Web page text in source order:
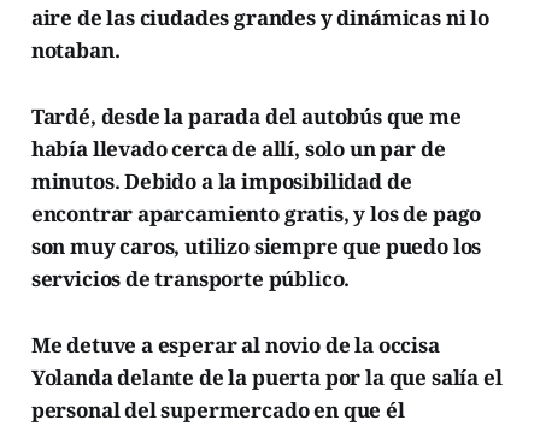
aire de las ciudades grandes y dinámicas ni lo
notaban.
Tardé, desde la parada del autobús que me
había llevado cerca de allí, solo un par de
minutos. Debido a la imposibilidad de
encontrar aparcamiento gratis, y los de pago
son muy caros, utilizo siempre que puedo los
servicios de transporte público.
Me detuve a esperar al novio de la occisa
Yolanda delante de la puerta por la que salía el
personal del supermercado en que él